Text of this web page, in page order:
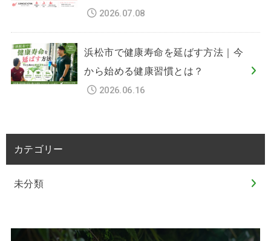
2026.07.08
浜松市で健康寿命を延ばす方法｜今
から始める健康習慣とは？
2026.06.16
カテゴリー
未分類